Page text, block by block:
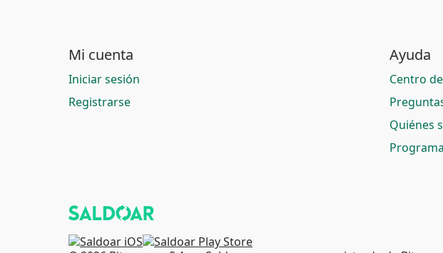
Mi cuenta
Iniciar sesión
Registrarse
Ayuda
Centro
Quiénes